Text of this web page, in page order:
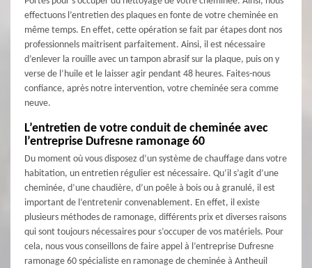
effectuons l’entretien des plaques en fonte de votre cheminée en
même temps. En effet, cette opération se fait par étapes dont nos
professionnels maitrisent parfaitement. Ainsi, il est nécessaire
d’enlever la rouille avec un tampon abrasif sur la plaque, puis on y
verse de l’huile et le laisser agir pendant 48 heures. Faites-nous
confiance, après notre intervention, votre cheminée sera comme
neuve.
L’entretien de votre conduit de cheminée avec
l’entreprise Dufresne ramonage 60
Du moment où vous disposez d’un système de chauffage dans votre
habitation, un entretien régulier est nécessaire. Qu’il s’agit d’une
cheminée, d’une chaudière, d’un poêle à bois ou à granulé, il est
important de l’entretenir convenablement. En effet, il existe
plusieurs méthodes de ramonage, différents prix et diverses raisons
qui sont toujours nécessaires pour s’occuper de vos matériels. Pour
cela, nous vous conseillons de faire appel à l’entreprise Dufresne
ramonage 60 spécialiste en ramonage de cheminée à Antheuil